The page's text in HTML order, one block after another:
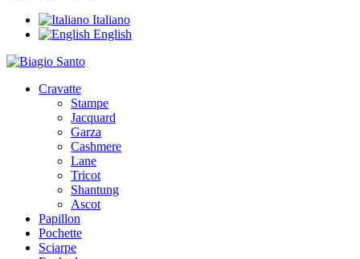
Italiano
English
Cravatte
Stampe
Jacquard
Garza
Cashmere
Lane
Tricot
Shantung
Ascot
Papillon
Pochette
Sciarpe